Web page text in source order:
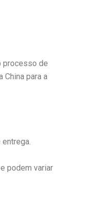
processo de
para a
podem variar